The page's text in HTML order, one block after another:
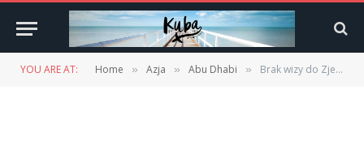
YOU ARE AT: Home » Azja » Abu Dhabi » Brak wizy do Zjednoczonych Emiratów Arabskich dla Polaków!